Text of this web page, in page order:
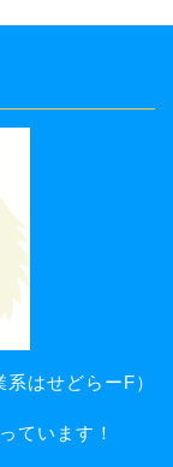
はせどらーF）
ています！